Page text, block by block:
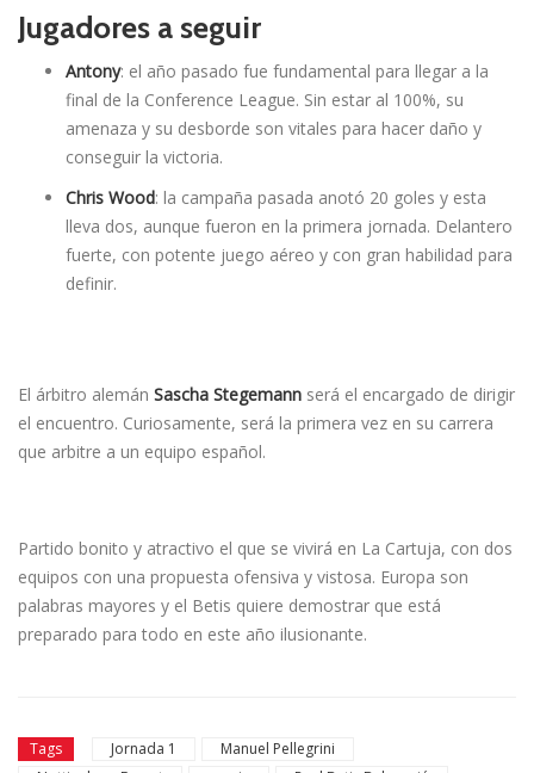
Jugadores a seguir
Antony: el año pasado fue fundamental para llegar a la
final de la Conference League. Sin estar al 100%, su
amenaza y su desborde son vitales para hacer daño y
conseguir la victoria.
Chris Wood: la campaña pasada anotó 20 goles y esta
lleva dos, aunque fueron en la primera jornada. Delantero
fuerte, con potente juego aéreo y con gran habilidad para
definir.
El árbitro alemán Sascha Stegemann será el encargado de dirigir
el encuentro. Curiosamente, será la primera vez en su carrera
que arbitre a un equipo español.
Partido bonito y atractivo el que se vivirá en La Cartuja, con dos
equipos con una propuesta ofensiva y vistosa. Europa son
palabras mayores y el Betis quiere demostrar que está
preparado para todo en este año ilusionante.
Tags Jornada 1
Manuel Pellegrini